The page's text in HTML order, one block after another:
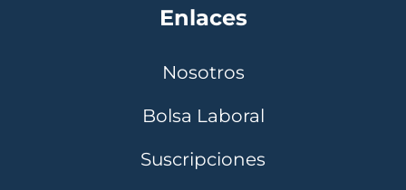
Enlaces
Nosotros
Bolsa Laboral
Suscripciones